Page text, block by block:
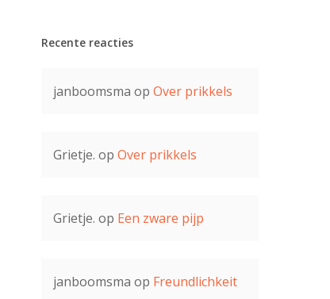
Recente reacties
janboomsma opOver prikkels
Grietje. opOver prikkels
Grietje. op Een zware pijp
janboomsma op Freundlichkeit